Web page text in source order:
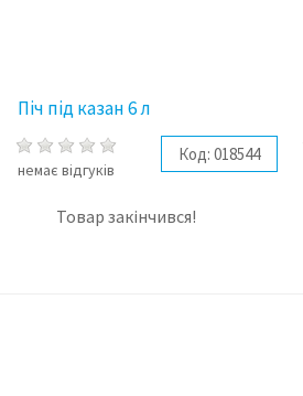
Піч під казан 6 л
немає відгуків
Код: 018544
Товар закінчився!